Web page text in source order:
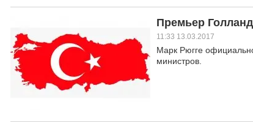
Премьер
11:33 13.03.2017
Марк Рюгге
министров.